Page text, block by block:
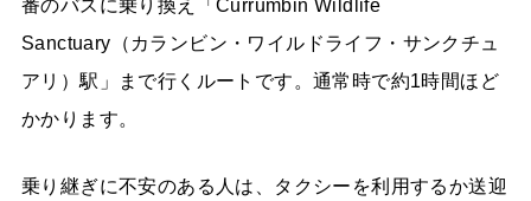
番のバスに乗り換え「Currumbin Wildlife
Sanctuary（カランビン・ワイルドライフ・サンクチュ
アリ）駅」まで行くルートです。通常時で約1時間ほど
かかります。
乗り継ぎに不安のある人は、タクシーを利用するか送迎